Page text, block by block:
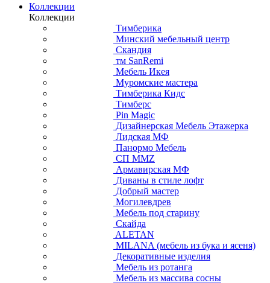
Коллекции
Коллекции
Тимберика
Минский мебельный центр
Скандия
тм SanRemi
Мебель Икея
Муромские мастера
Тимберика Кидс
Тимберс
Pin Magic
Дизайнерская Мебель Этажерка
Лидская МФ
Панормо Мебель
СП ММZ
Армавирская МФ
Диваны в стиле лофт
Добрый мастер
Могилевдрев
Мебель под старину
Скайда
ALETAN
MILANA (мебель из бука и ясеня)
Декоративные изделия
Мебель из ротанга
Мебель из массива сосны